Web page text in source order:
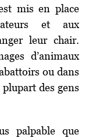
mis en place
et aux
leur chair.
d’animaux
ou dans
des gens
palpable que